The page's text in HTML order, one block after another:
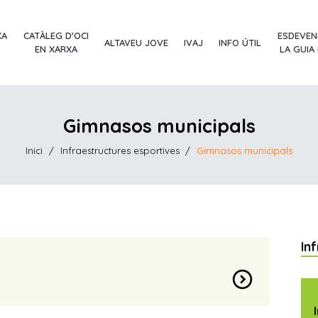
CATÀLEG D'OCI
EN XARXA
ALTAVEU JOVE IVAJ INFO ÚTIL
LA GUIA
Gimnasos municipals
Inici / Infraestructures esportives / Gimnasos municipals
expand_circle_down